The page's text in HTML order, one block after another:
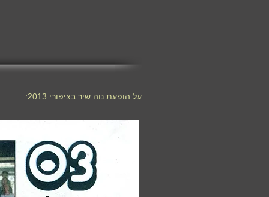
על הופעת נוה שיר בציפורי 2013: